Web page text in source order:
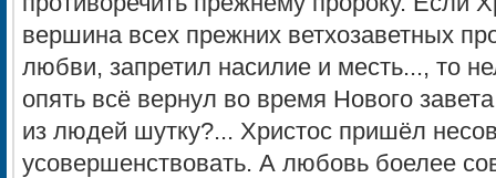
вершина всех прежних ветхозаветных
любви, запретил насилие и месть..., то
опять всё вернул во время Нового
из людей шутку?... Христос пришёл
усовершенствовать. А любовь боелее